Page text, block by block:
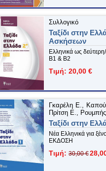
Συλλογικό
Ταξίδι στην
Ασκήσεων
Ελληνικά ως
Β1 & Β2
Τιμή: 20,00 €
Γκαρέλη Ε.,
Πρίτση Ε.,
Ταξίδι στην
Νέα Ελληνικά για
ΕΚΔΟΣΗ
Τιμή: 30,00 €